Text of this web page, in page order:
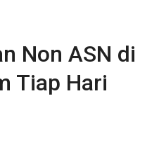
Non ASN di
Tiap Hari